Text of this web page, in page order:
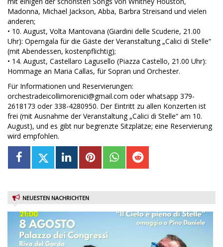
Madonna, Michael Jackson, Abba, Barbra Streisand und vielen
anderen;
• 10. August, Volta Mantovana (Giardini delle Scuderie, 21.00
Uhr): Operngala für die Gäste der Veranstaltung „Calici di Stelle“
(mit Abendessen, kostenpflichtig);
• 14. August, Castellaro Lagusello (Piazza Castello, 21.00 Uhr):
Hommage an Maria Callas, für Sopran und Orchester.
Für Informationen und Reservierungen:
orchestradeicollimorenici@gmail.com oder whatsapp 379-
2618173 oder 338-4280950. Der Eintritt zu allen Konzerten ist
frei (mit Ausnahme der Veranstaltung „Calici di Stelle“ am 10.
August), und es gibt nur begrenzte Sitzplätze; eine Reservierung
wird empfohlen.
NEUESTEN NACHRICHTEN